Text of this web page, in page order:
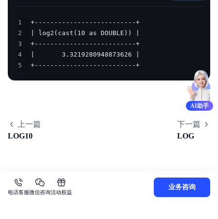
1
2
3
4
5
+--------------------------+
上一篇
LOG10
下一篇
LOG
AI助手
电话客服微信咨询活动权益
业务咨询